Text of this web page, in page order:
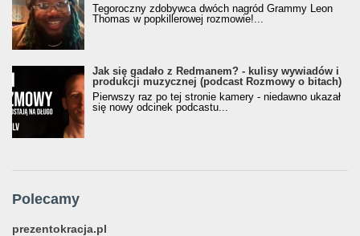
Tegoroczny zdobywca dwóch nagród Grammy Leon
Thomas w popkillerowej rozmowie!...
Jak się gadało z Redmanem? - kulisy wywiadów i
produkcji muzycznej (podcast Rozmowy o bitach)
Pierwszy raz po tej stronie kamery - niedawno ukazał
się nowy odcinek podcastu...
Polecamy
prezentokracja.pl